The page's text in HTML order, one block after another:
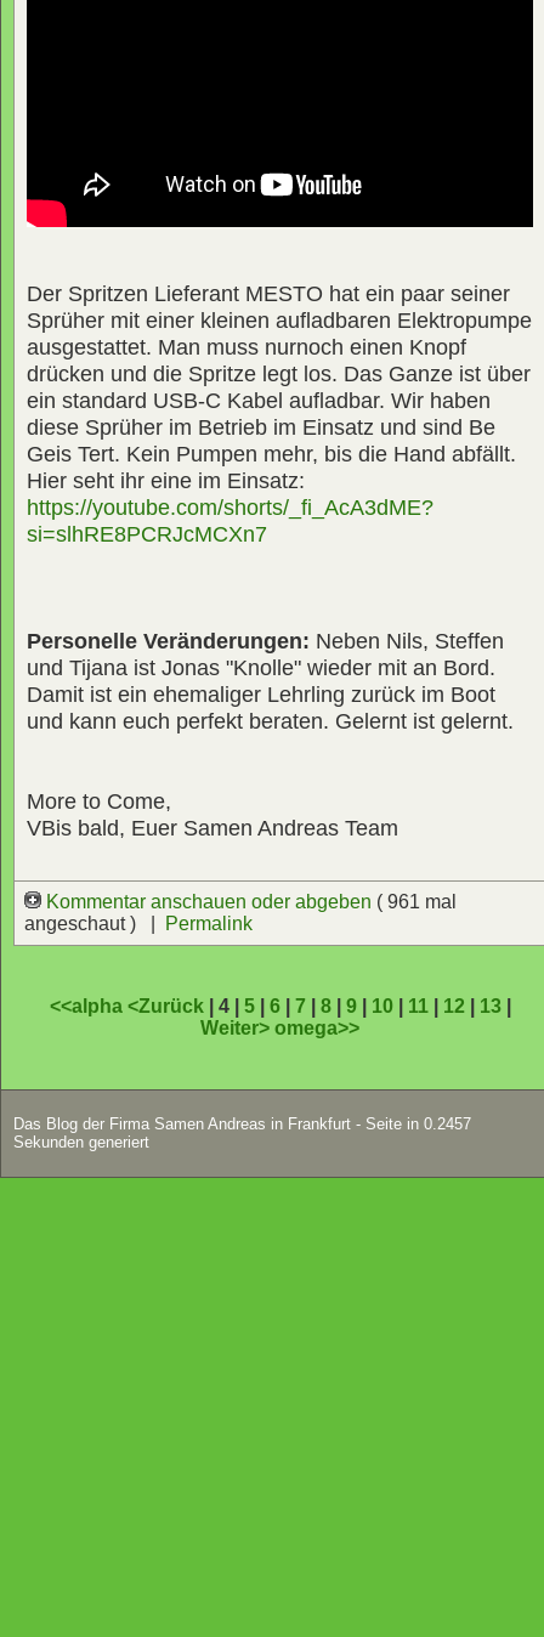
Der Spritzen Lieferant MESTO hat ein paar seiner
Sprüher mit einer kleinen aufladbaren Elektropumpe
ausgestattet. Man muss nurnoch einen Knopf
drücken und die Spritze legt los. Das Ganze ist über
ein standard USB-C Kabel aufladbar. Wir haben
diese Sprüher im Betrieb im Einsatz und sind Be
Geis Tert. Kein Pumpen mehr, bis die Hand abfällt.
Hier seht ihr eine im Einsatz:
https://youtube.com/shorts/_fi_AcA3dME?
si=slhRE8PCRJcMCXn7
Personelle Veränderungen: Neben Nils, Steffen
und Tijana ist Jonas "Knolle" wieder mit an Bord.
Damit ist ein ehemaliger Lehrling zurück im Boot
und kann euch perfekt beraten. Gelernt ist gelernt.
More to Come,
VBis bald, Euer Samen Andreas Team
Kommentar anschauen oder abgeben ( 961 mal
angeschaut ) |
Permalink
<<alpha <Zurück | 4 | 5| 6| 7 8| 9| 10| 11| 12| 13|
Weiter>omega>>
Das Blog der Firma Samen Andreas in Frankfurt - Seite in 0.2457
Sekunden generiert